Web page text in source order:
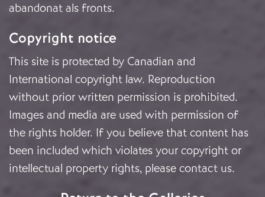
abandonat als fronts.
Copyright notice
This site is protected by Canadian and
International copyright law. Reproduction
without prior written permission is prohibited.
Images and media are used with permission of
the rights holder. If you believe that content has
been included which violates your copyright or
intellectual property rights, please contact us.